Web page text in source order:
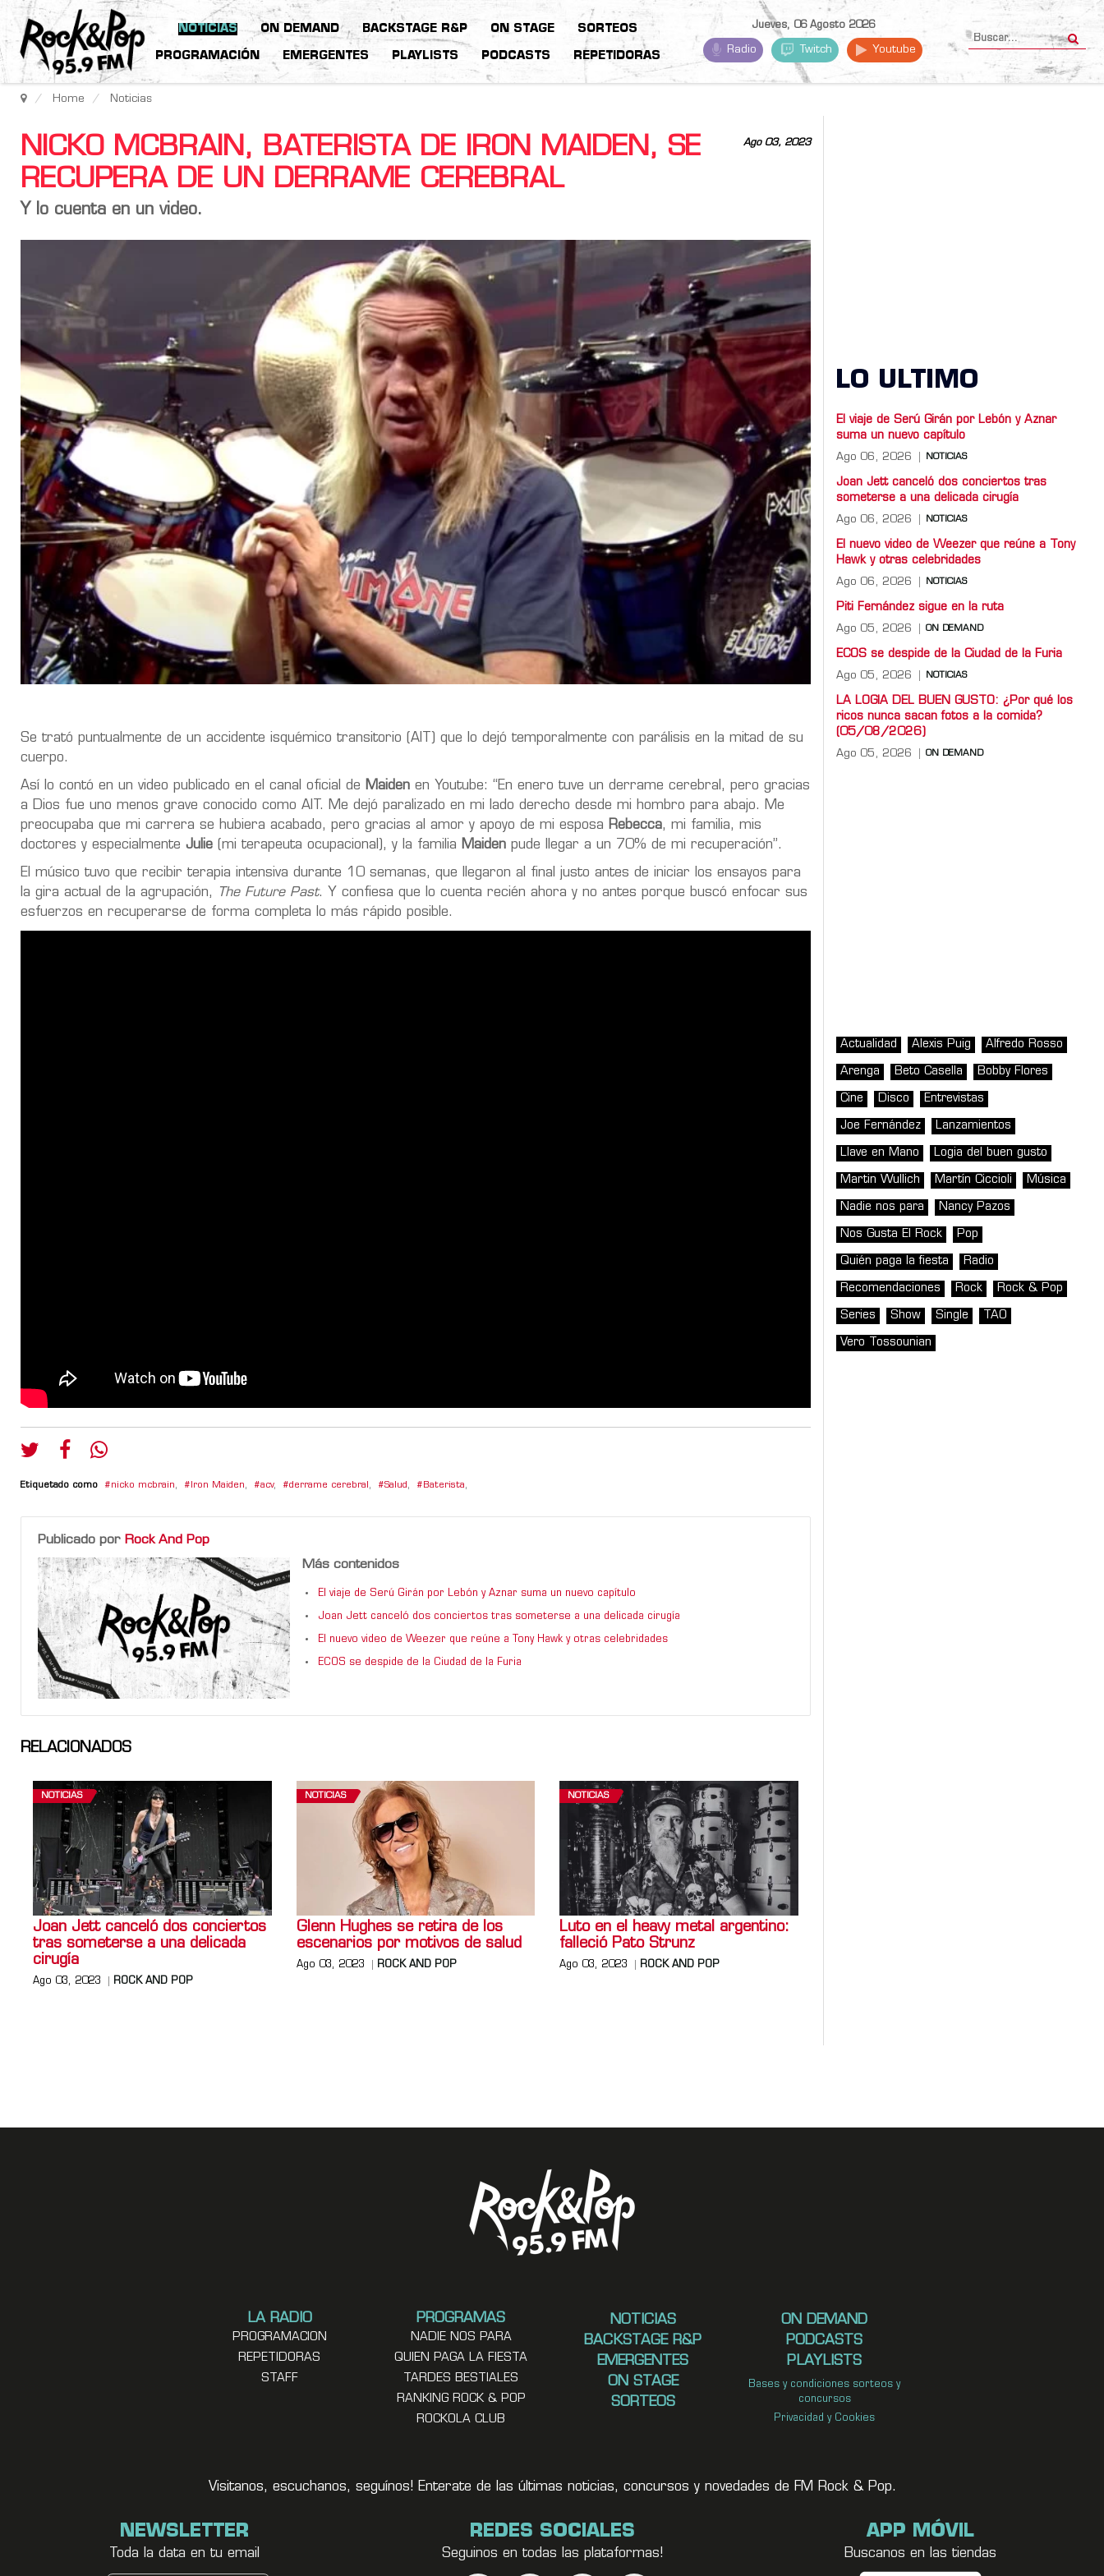
NOTICIAS ON DEMAND BACKSTAGE R&P ON STAGE SORTEOS
PROGRAMACIÓN EMERGENTES PLAYLISTS PODCASTS REPETIDORAS
Jueves, 06 Agosto 2026
Radio Twitch Youtube
Home Noticias
Ago 03, 2023
NICKO MCBRAIN, BATERISTA DE IRON MAIDEN, SE
RECUPERA DE UN DERRAME CEREBRAL
Y lo cuenta en un video.
Se trató puntualmente de un accidente isquémico transitorio (AIT) que lo dejó temporalmente con parálisis en la mitad de su
cuerpo.
Así lo contó en un video publicado en el canal oficial de Maiden en Youtube: “En enero tuve un derrame cerebral, pero gracias
a Dios fue uno menos grave conocido como AIT. Me dejó paralizado en mi lado derecho desde mi hombro para abajo. Me
preocupaba que mi carrera se hubiera acabado, pero gracias al amor y apoyo de mi esposa Rebecca, mi familia, mis
doctores y especialmente Julie (mi terapeuta ocupacional), y la familia Maiden pude llegar a un 70% de mi recuperación”.
El músico tuvo que recibir terapia intensiva durante 10 semanas, que llegaron al final justo antes de iniciar los ensayos para
la gira actual de la agrupación,
The Future Past. Y confiesa que lo cuenta recién ahora y no antes porque buscó enfocar sus
esfuerzos en recuperarse de forma completa lo más rápido posible.
Etiquetado como nicko mcbrain, Iron Maiden, acv, derrame cerebral , Salud , Baterista,
Publicado por Rock And Pop
Más contenidos
El viaje de Serú Girán por Lebón y Aznar suma un nuevo capítulo
Joan Jett canceló dos conciertos tras someterse a una delicada cirugía
El nuevo video de Weezer que reúne a Tony Hawk y otras celebridades
ECOS se despide de la Ciudad de la Furia
RELACIONADOS
NOTICIAS
Joan Jett canceló dos conciertos
tras someterse a una delicada
cirugía
Ago 03, 2023 ROCK AND POP
NOTICIAS
Glenn Hughes se retira de los
escenarios por motivos de salud
Ago 03, 2023 ROCK AND POP
NOTICIAS
Luto en el heavy metal argentino:
falleció Pato Strunz
Ago 03, 2023 ROCK AND POP
LO ULTIMO
El viaje de Serú Girán por Lebón y Aznar
suma un nuevo capítulo
Ago 06, 2026 NOTICIAS
Joan Jett canceló dos conciertos tras
someterse a una delicada cirugía
Ago 06, 2026 NOTICIAS
El nuevo video de Weezer que reúne a Tony
Hawk y otras celebridades
Ago 06, 2026 NOTICIAS
Piti Fernández sigue en la ruta
Ago 05, 2026 ON DEMAND
ECOS se despide de la Ciudad de la Furia
Ago 05, 2026 NOTICIAS
LA LOGIA DEL BUEN GUSTO: ¿Por qué los
ricos nunca sacan fotos a la comida?
(05/08/2026)
Ago 05, 2026 ON DEMAND
Actualidad Alexis Puig Alfredo Rosso
Arenga Beto Casella Bobby Flores
Cine Disco Entrevistas
Joe Fernández Lanzamientos
Llave en Mano Logia del buen gusto
Martin Wullich Martín Ciccioli Música
Nadie nos para Nancy Pazos
Nos Gusta El Rock Pop
Quién paga la fiesta Radio
Recomendaciones Rock Rock & Pop
Series Show Single TAO
Vero Tossounian
LA RADIO
PROGRAMACION
REPETIDORAS
STAFF
PROGRAMAS
NADIE NOS PARA
QUIEN PAGA LA FIESTA
TARDES BESTIALES
RANKING ROCK & POP
ROCKOLA CLUB
NOTICIAS
BACKSTAGE R&P
EMERGENTES
ON STAGE
SORTEOS
ON DEMAND
PODCASTS
PLAYLISTS
Bases y condiciones sorteos y
concursos
Privacidad y Cookies
Visitanos, escuchanos, seguínos! Enterate de las últimas noticias, concursos y novedades de FM Rock & Pop.
NEWSLETTER
Toda la data en tu email
REDES SOCIALES
Seguinos en todas las plataformas!
APP MÓVIL
Buscanos en las tiendas